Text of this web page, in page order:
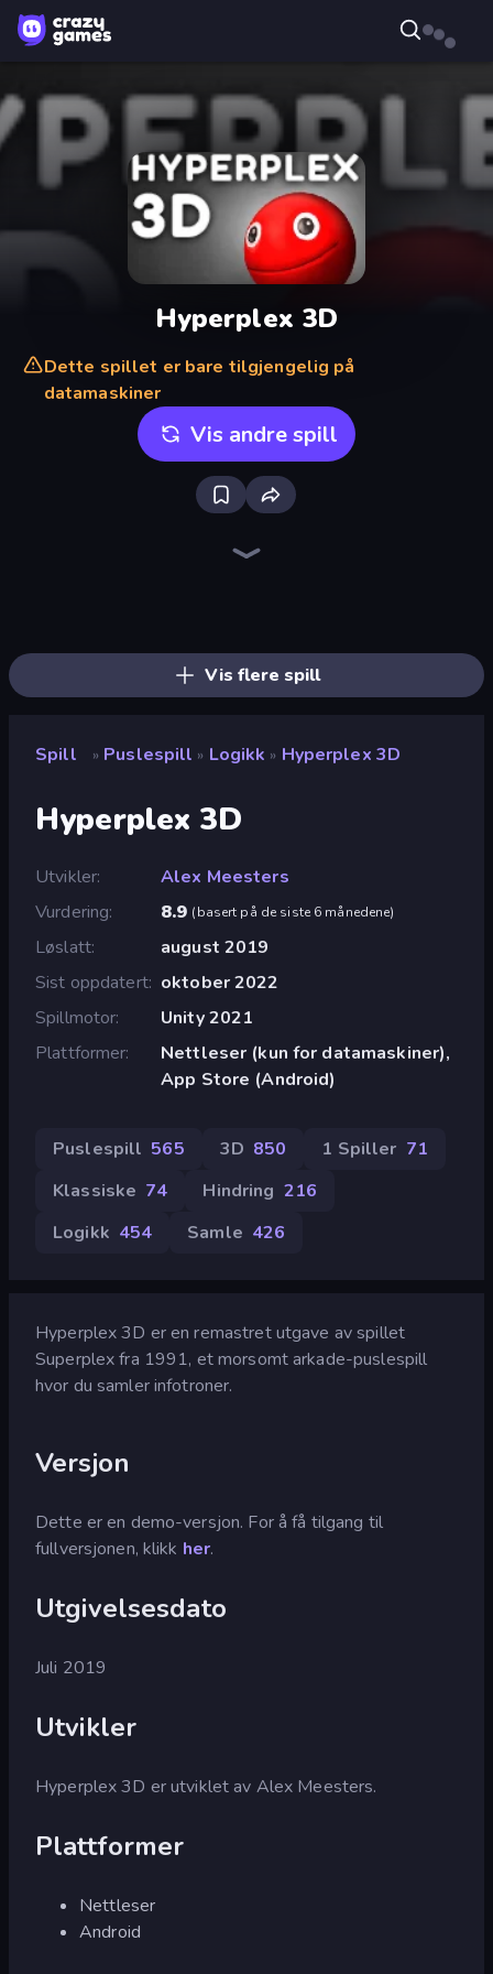
Hyperplex 3D
Dette spillet er bare tilgjengelig på
datamaskiner
Vis andre spill
Vis flere spill
Spill » Puslespill » Logikk » Hyperplex 3D
Hyperplex 3D
Utvikler
Alex Meesters
Vurdering
8.9 (basert på de siste 6 månedene)
Løslatt
august 2019
Sist oppdatert oktober 2022
Spillmotor
Unity 2021
Plattformer
Nettleser (kun for datamaskiner),
App Store (Android)
Puslespill 565 3D 850 1 Spiller 71
Klassiske 74 Hindring 216
Logikk 454 Samle 426
Hyperplex 3D er en remastret utgave av spillet
Superplex fra 1991, et morsomt arkade-puslespill
hvor du samler infotroner.
Versjon
Dette er en demo-versjon. For å få tilgang til
fullversjonen, klikk her.
Utgivelsesdato
Juli 2019
Utvikler
Hyperplex 3D er utviklet av Alex Meesters.
Plattformer
Nettleser
Android